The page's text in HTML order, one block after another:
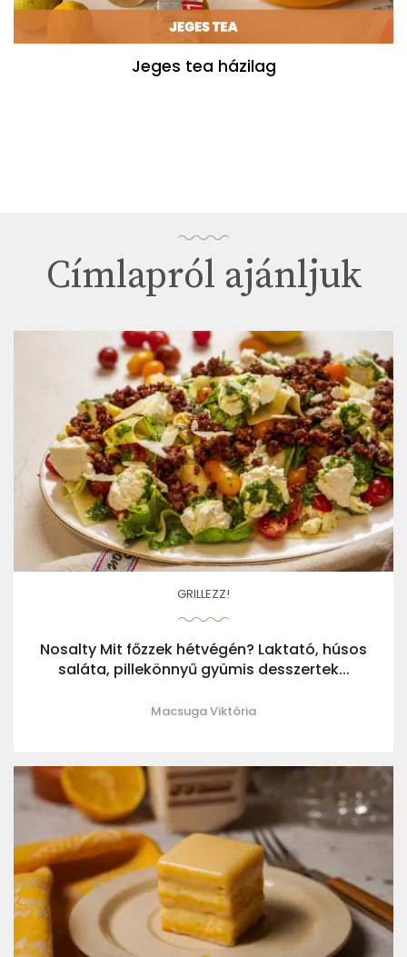
Jeges tea házilag
Címlapról ajánljuk
GRILLEZZ!
Nosalty Mit főzzek hétvégén? Laktató, húsos
saláta, pillekönnyű gyümis desszertek...
Macsuga Viktória